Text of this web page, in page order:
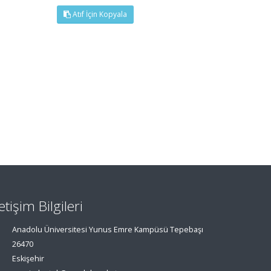
Atıf İçin Kopyala
Bilgileri
Anadolu Üniversitesi Yunus Emre Kampüsü Tepebaşı
26470
Eskişehir